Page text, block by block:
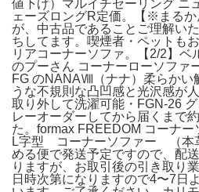
値下げ）マルイチセーリング ニ
ェーズロングR定価。【※まる
が、中古品であることご理解い
ちしてます。喫煙者・ペットも
リアコーナーソファ。【2/2】ベ
のプーさん コーナーローソファ
FG のNANAⅧ（ナナ）柔らかい
うな不規則な凸凹感と光沢感が
取り外して洗濯可能・FGN-26
レーオーダーしてから届くまで
た。formax FREEDOM コーナ
L字型 コーナーソファー （本
める便で発送予定ですので、配
りますが、お取引後の引き取り
日時次第になりますので4〜7日